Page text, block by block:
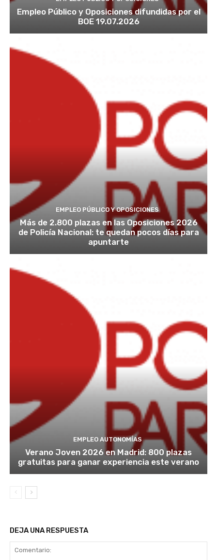
Empleo Público y Oposiciones difundidas por el
BOE 19.07.2026
EMPLEO PÚBLICO Y OPOSICIONES
Más de 2.800 plazas en las Oposiciones 2026
de Policía Nacional: te quedan pocos días para
apuntarte
EMPLEO AUTONOMÍAS
Verano Joven 2026 en Madrid: 800 plazas
gratuitas para ganar experiencia este verano
DEJA UNA RESPUESTA